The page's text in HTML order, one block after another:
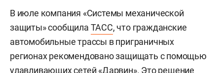
В июле компания «Системы механической
защиты» сообщила ТАСС, что гражданские
автомобильные трассы в приграничных
регионах рекомендовано защищать с помощью
улавливающих сетей «Дарвин». Это решение